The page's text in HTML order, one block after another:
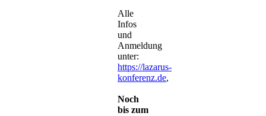
Alle
Infos
und
Anmeldung
unter:
https://lazarus-
konferenz.de,
Noch
bis zum